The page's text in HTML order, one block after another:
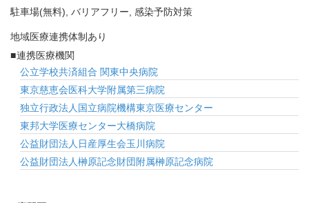
駐車場(無料) バリアフリー 感染予防対策
地域医療連携体制あり
連携医療機関
公立学校共済組合 関東中央病院
東京慈恵会医科大学附属第三病院
独立行政法人国立病院機構東京医療センター
東邦大学医療センター大橋病院
公益財団法人日産厚生会玉川病院
公益財団法人榊原記念財団附属榊原記念病院